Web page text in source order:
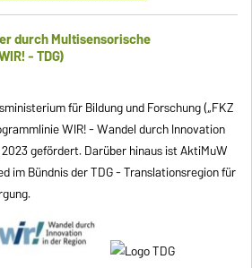
durch Multisensorische
- TDG)
für Bildung und Forschung („FKZ
WIR! - Wandel durch Innovation
gefördert. Darüber hinaus ist AktiMuW
im Bündnis der TDG - Translationsregion für